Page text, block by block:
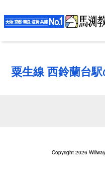
粟生線 西鈴蘭台
Copyright 2026